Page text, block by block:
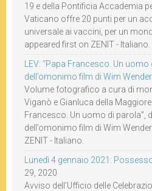
19 e della Pontificia Accademia
Vaticano offre 20 punti per un
universale ai vaccini, per un
appeared first on ZENIT - Italiano.
LEV: “Papa Francesco. Un
dell’omonimo film di Wim
Volume fotografico a cura di
Viganò e Gianluca della
Francesco. Un uomo di parola”,
dell’omonimo film di Wim
ZENIT - Italiano.
Lunedì 4 gennaio 2021:
29, 2020
Avviso dell’Ufficio delle